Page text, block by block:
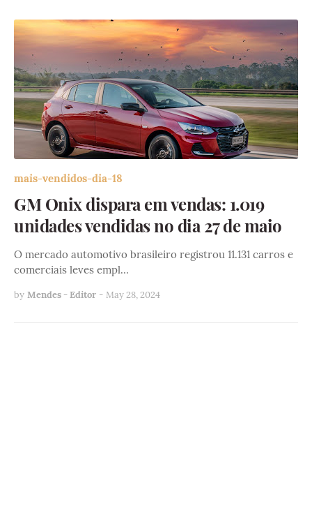
mais-vendidos-dia-18
GM Onix dispara em vendas: 1.019
unidades vendidas no dia 27 de maio
O mercado automotivo brasileiro registrou 11.131 carros e
comerciais leves empl…
by Mendes - Editor - May 28, 2024